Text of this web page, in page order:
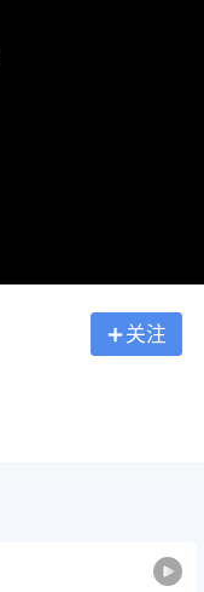
关注